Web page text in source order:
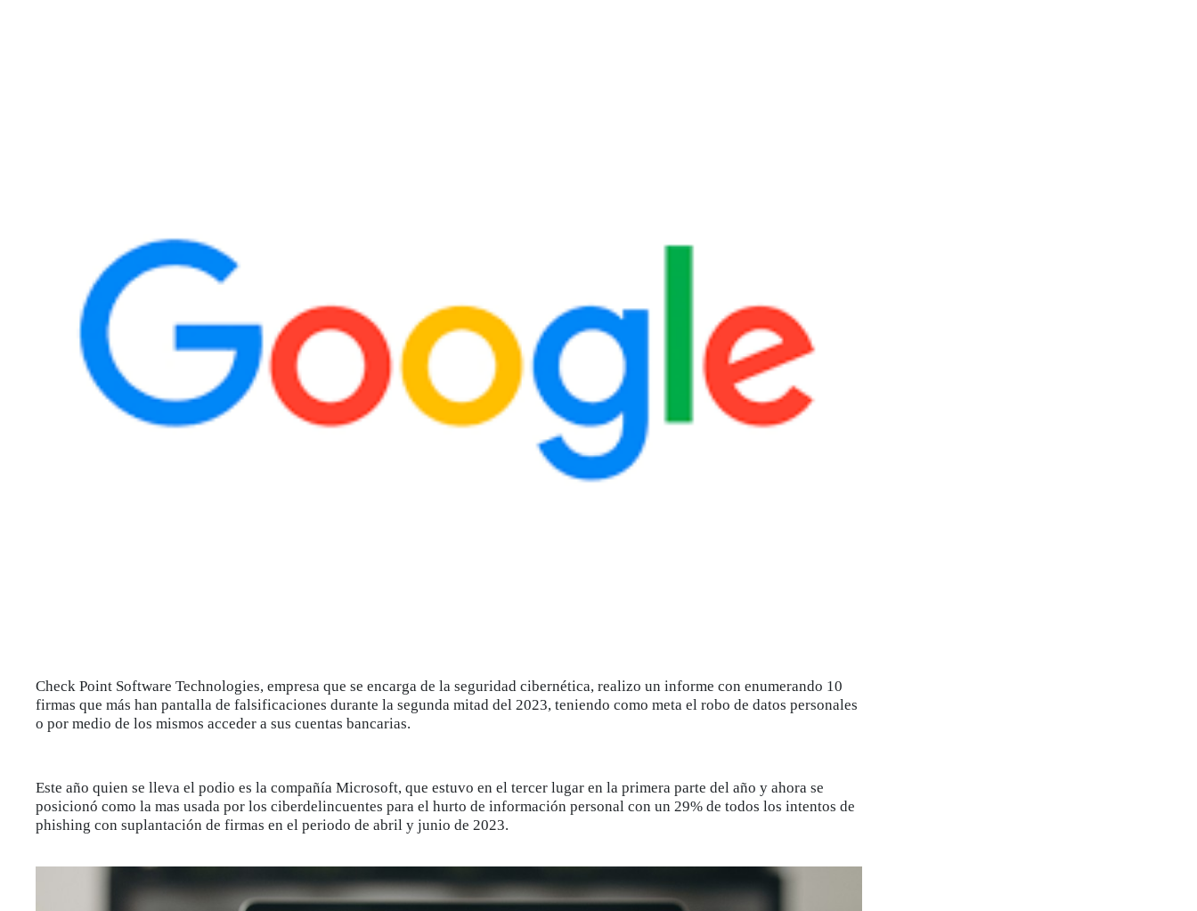
Check Point Software Technologies, empresa que se encarga de la seguridad cibernética, realizo un informe con enumerando 10
firmas que más han pantalla de falsificaciones durante la segunda mitad del 2023, teniendo como meta el robo de datos personales
o por medio de los mismos acceder a sus cuentas bancarias.
Este año quien se lleva el podio es la compañía Microsoft, que estuvo en el tercer lugar en la primera parte del año y ahora se
posicionó como la mas usada por los ciberdelincuentes para el hurto de información personal con un 29% de todos los intentos de
phishing con suplantación de firmas en el periodo de abril y junio de 2023.